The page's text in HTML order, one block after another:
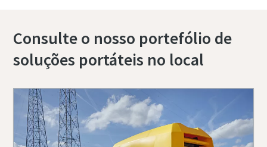
Consulte o nosso portefólio de
soluções portáteis no local